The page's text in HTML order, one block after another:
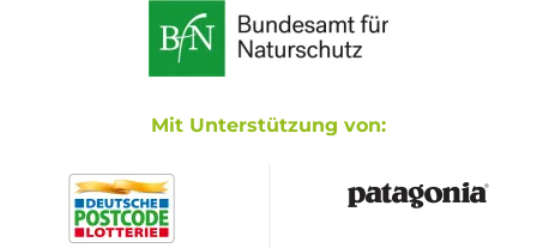
Mit Unterstützung von: